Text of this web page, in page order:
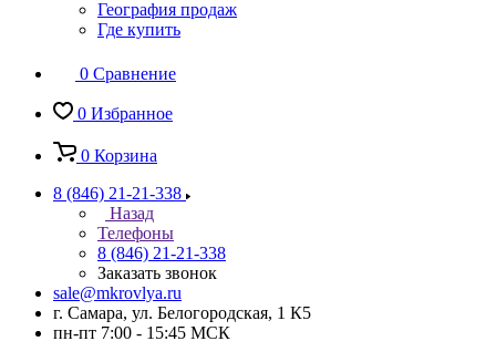
География продаж
Где купить
0 Сравнение
0 Избранное
0 Корзина
8 (846) 21-21-338
Назад
Телефоны
8 (846) 21-21-338
Заказать звонок
sale@mkrovlya.ru
г. Самара, ул. Белогородская, 1 К5
пн-пт 7:00 - 15:45 МСК